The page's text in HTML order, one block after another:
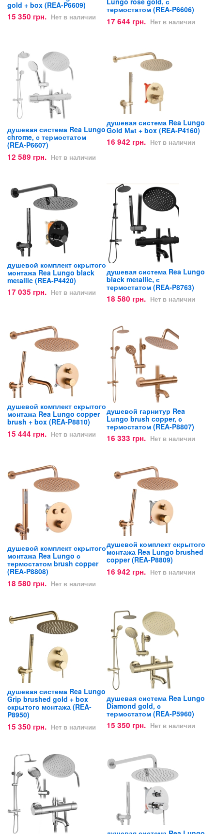
gold + box (REA-P6609)
15 350 грн. Нет в наличии
термостатом (REA-P6606)
17 644 грн. Нет в наличии
душевая система Rea Lungo
chrome, с термостатом
(REA-P6607)
12 589 грн. Нет в наличии
душевая система Rea Lungo
Gold Маt + box (REA-P4160)
16 942 грн. Нет в наличии
душевой комплект скрытого
монтажа Rea Lungo black
metallic (REA-P4420)
17 035 грн. Нет в наличии
душевая система Rea Lungo
black metallic, с
термостатом (REA-P8763)
18 580 грн. Нет в наличии
душевой комплект скрытого
монтажа Rea Lungo copper
brush + box (REA-P8810)
15 444 грн. Нет в наличии
душевой гарнитур Rea
Lungo brush copper, с
термостатом (REA-P8807)
16 333 грн. Нет в наличии
душевой комплект скрытого
монтажа Rea Lungo с
термостатом brush copper
(REA-P8808)
18 580 грн. Нет в наличии
душевой комплект скрытого
монтажа Rea Lungo brushed
copper (REA-P8809)
16 942 грн. Нет в наличии
душевая система Rea Lungo
Grip brushed gold + box
скрытого монтажа (REA-
P8950)
15 350 грн. Нет в наличии
душевая система Rea Lungo
Diamond gold, с
термостатом (REA-P5960)
15 350 грн. Нет в наличии